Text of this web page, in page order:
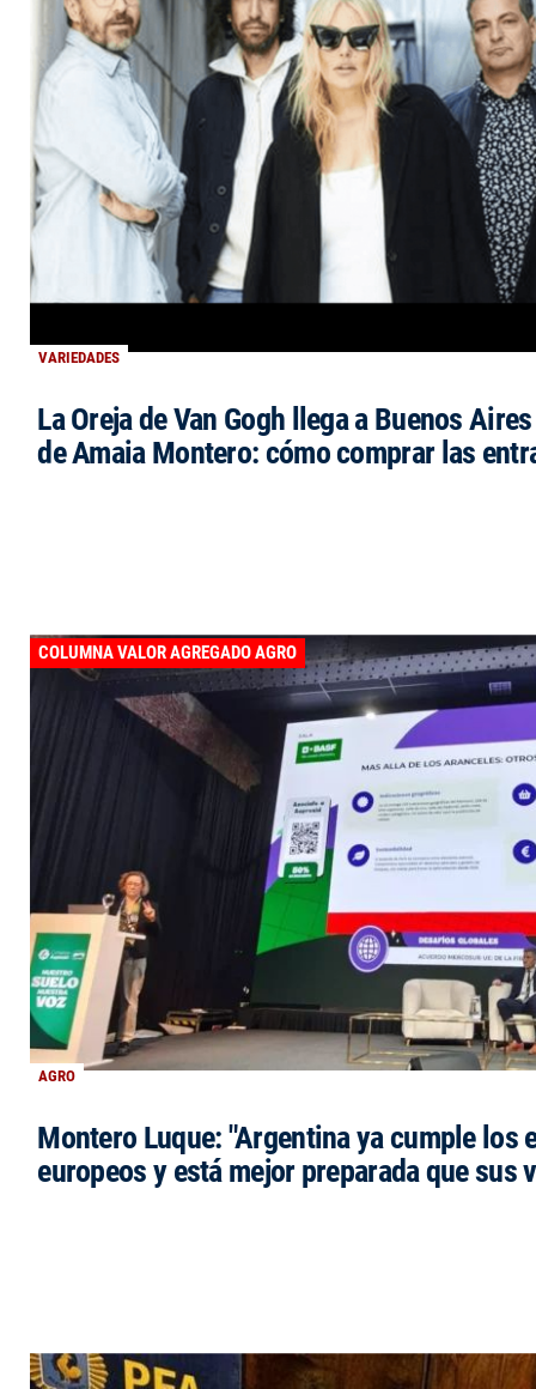
VARIEDADES
La Oreja de Van Gogh llega a Buenos
de Amaia Montero: cómo comprar las
AGRO
COLUMNA VALOR AGREGADO AGRO
Montero Luque: "Argentina ya cumple los
europeos y está mejor preparada que sus